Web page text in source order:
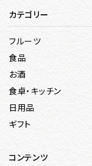
カテゴリー
フルーツ
食品
お酒
食卓・キッチン
日用品
ギフト
コンテンツ